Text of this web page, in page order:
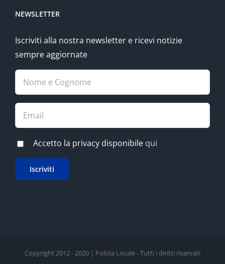
NEWSLETTER
Iscriviti alla nostra newsletter e ricevi notizie
sempre aggiornate
Accetto la privacy disponibile qui
Copyright 2012 - 2020 | Polizia Locale - Tutti i diritti riservati